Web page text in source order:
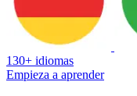
130+ idiomas
Empieza a aprender